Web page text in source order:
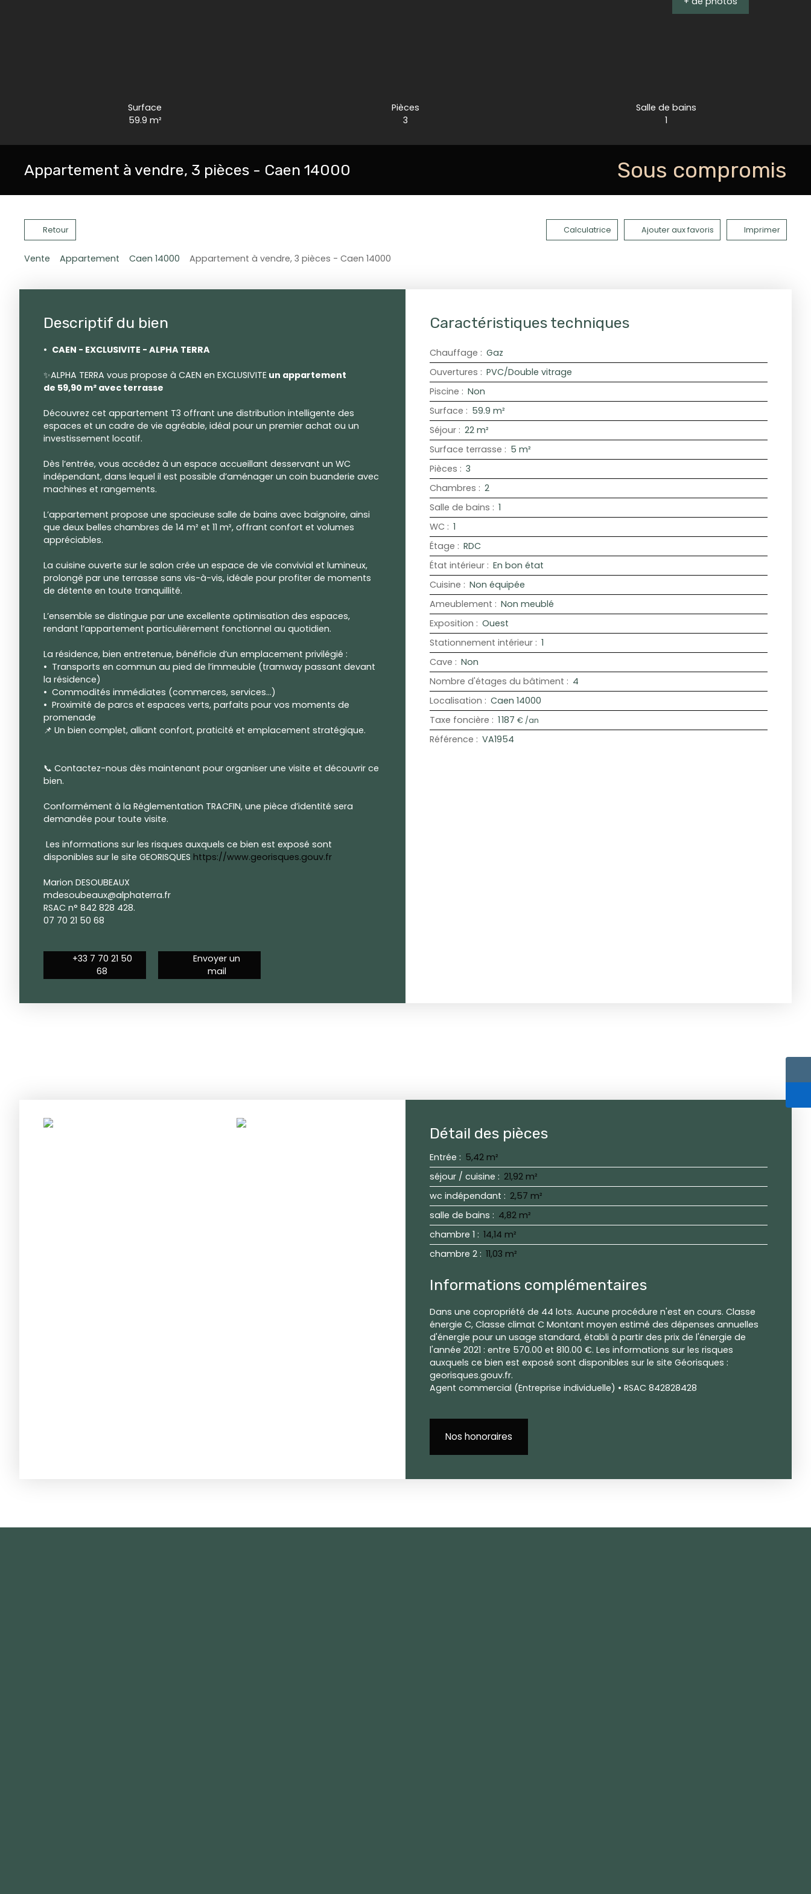
Surface
59.9 m²
Pièces
3
Salle de bains
1
Appartement à vendre, 3 pièces - Caen 14000 Sous compromis
Retour Calculatrice Ajouter aux favoris Imprimer
Vente Appartement Caen 14000 Appartement à vendre, 3 pièces - Caen 14000
Descriptif du bien
CAEN - EXCLUSIVITE - ALPHA TERRA
✨ALPHA TERRA vous propose à CAEN en EXCLUSIVITE un appartement
de 59,90 m² avec terrasse
Découvrez cet appartement T3 offrant une distribution intelligente des
espaces et un cadre de vie agréable, idéal pour un premier achat ou un
investissement locatif.
Dès l’entrée, vous accédez à un espace accueillant desservant un WC
indépendant, dans lequel il est possible d’aménager un coin buanderie avec
machines et rangements.
L’appartement propose une spacieuse salle de bains avec baignoire, ainsi
que deux belles chambres de 14 m² et 11 m², offrant confort et volumes
appréciables.
La cuisine ouverte sur le salon crée un espace de vie convivial et lumineux,
prolongé par une terrasse sans vis-à-vis, idéale pour profiter de moments
de détente en toute tranquillité.
L’ensemble se distingue par une excellente optimisation des espaces,
rendant l’appartement particulièrement fonctionnel au quotidien.
La résidence, bien entretenue, bénéficie d’un emplacement privilégié :
Transports en commun au pied de l’immeuble (tramway passant devant
la résidence)
Commodités immédiates (commerces, services…)
Proximité de parcs et espaces verts, parfaits pour vos moments de
promenade
📌 Un bien complet, alliant confort, praticité et emplacement stratégique.
📞 Contactez-nous dès maintenant pour organiser une visite et découvrir ce
bien.
Conformément à la Réglementation TRACFIN, une pièce d’identité sera
demandée pour toute visite.
Les informations sur les risques auxquels ce bien est exposé sont
disponibles sur le site GEORISQUES https://www.georisques.gouv.fr
Marion DESOUBEAUX
mdesoubeaux@alphaterra.fr
RSAC n° 842 828 428.
07 70 21 50 68
+33 7 70 21 50
68
Envoyer un
mail
Caractéristiques techniques
Chauffage : Gaz
Ouvertures : PVC/Double vitrage
Piscine : Non
Surface : 59.9 m²
Séjour : 22 m²
Surface terrasse : 5 m²
Pièces : 3
Chambres : 2
Salle de bains : 1
WC : 1
Étage : RDC
État intérieur : En bon état
Cuisine : Non équipée
Ameublement : Non meublé
Exposition : Ouest
Stationnement intérieur : 1
Cave : Non
Nombre d'étages du bâtiment : 4
Localisation : Caen 14000
Taxe foncière : 1 187 € /an
Référence : VA1954
Détail des pièces
Entrée : 5,42 m²
séjour / cuisine : 21,92 m²
wc indépendant : 2,57 m²
salle de bains : 4,82 m²
chambre 1 : 14,14 m²
chambre 2 : 11,03 m²
Informations complémentaires
Dans une copropriété de 44 lots. Aucune procédure n'est en cours. Classe
énergie C, Classe climat C Montant moyen estimé des dépenses annuelles
d'énergie pour un usage standard, établi à partir des prix de l'énergie de
l'année 2021 : entre 570.00 et 810.00 €. Les informations sur les risques
auxquels ce bien est exposé sont disponibles sur le site Géorisques :
georisques.gouv.fr.
Agent commercial (Entreprise individuelle) • RSAC 842828428
Nos honoraires